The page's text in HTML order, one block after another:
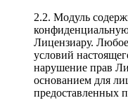
2.2. Модуль
Лицензиару.
условий
нарушение прав
основанием для
предоставленных